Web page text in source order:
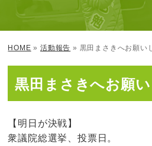
HOME »活動報告 » 黒田まさきへお願い
黒田まさきへお願
【明日が決戦】
衆議院総選挙、投票日。